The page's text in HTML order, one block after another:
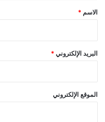
*
الاسم *
البريد الإلكتروني *
الموقع الإلكتروني